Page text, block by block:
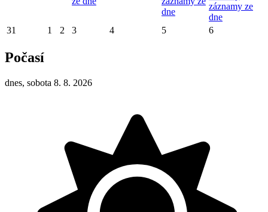
dne
záznamy ze
dne
31
1 2 3 4 5 6
Počasí
dnes, sobota 8. 8. 2026